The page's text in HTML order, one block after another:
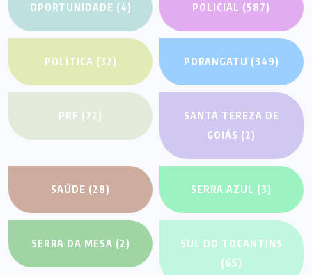
OPORTUNIDADE (4) POLICIAL (587)
POLÍTICA (32) PORANGATU (349)
PRF (72)
SANTA TEREZA DE
GOIÁS (2)
SAÚDE (28) SERRA AZUL (3)
SERRA DA MESA (2)
SUL DO TOCANTINS
(65)